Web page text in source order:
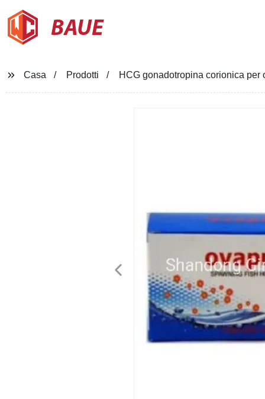
BAUE
Casa Prodotti HCG gonadotropina corionica